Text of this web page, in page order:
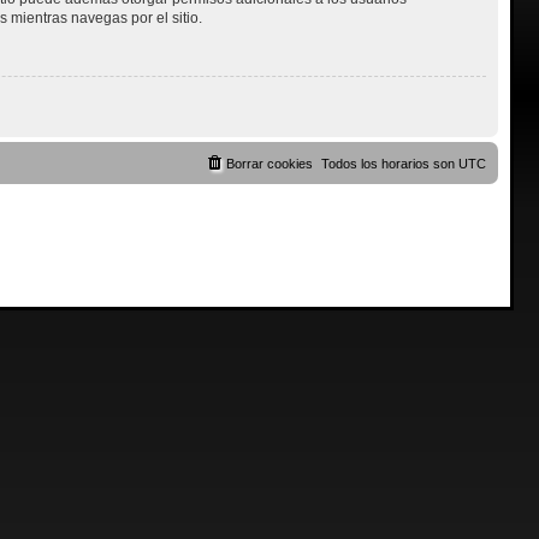
mientras navegas por el sitio.
Todos los horarios sonUTC
Borrar cookies